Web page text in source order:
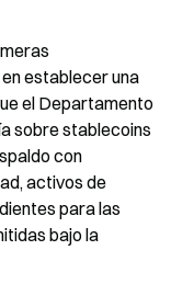
establecer una
el Departamento
sobre stablecoins
con
activos de
para las
bajo la